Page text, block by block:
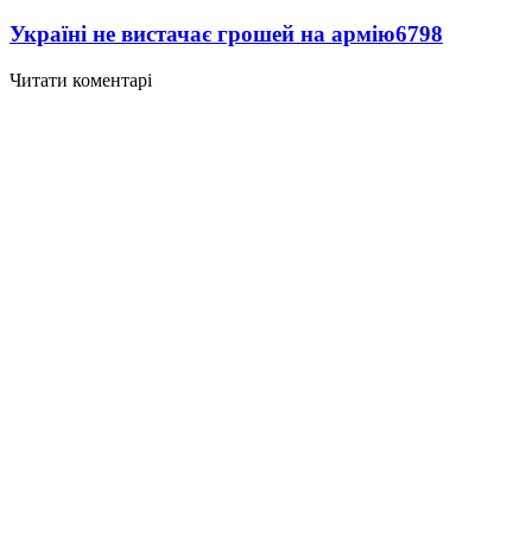
Україні не вистачає грошей на армію6798
Читати коментарі